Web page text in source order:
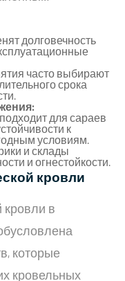
долговечность
часто выбирают
срока
для сараев
к
условиям.
и склады
и огнестойкости.
кровли
кровли в
которые
кровельных